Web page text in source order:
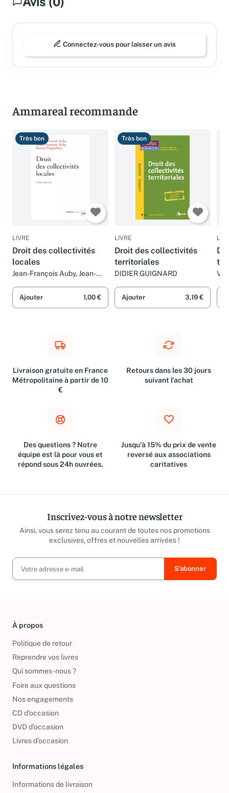
Connectez-vous pour laisser un avis
Ammareal recommande
Très bon
LIVRE
Droit des collectivités
locales
Jean-François Auby, Jean-
Noguellou
Ajouter 1,00 €
Très bon
LIVRE
Droit des collectivités
territoriales
DIDIER GUIGNARD
Ajouter 3,19 €
Livraison gratuite en France
Métropolitaine à partir de 10
€
Retours dans les 30 jours
suivant l'achat
Des questions ? Notre
équipe est là pour vous et
répond sous 24h ouvrées.
Jusqu'à 15% du prix de vente
reversé aux associations
caritatives
Inscrivez-vous à notre newsletter
Ainsi, vous serez tenu au courant de toutes nos promotions
exclusives, offres et nouvelles arrivées !
À propos
Politique de retour
Reprendre vos livres
Qui sommes-nous ?
Foire aux questions
Nos engagements
CD d'occasion
DVD d'occasion
Livres d’occasion
Informations légales
Informations de livraison